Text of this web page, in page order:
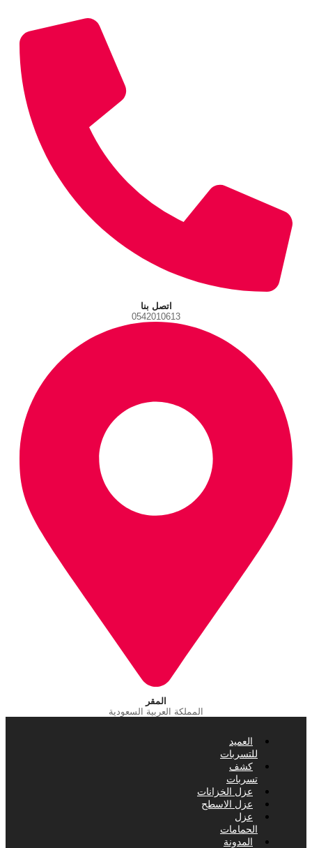
اتصل بنا
0542010613
المقر
المملكة العربية السعودية
العميد
للتسربات
كشف
تسربات
عزل الخزانات
عزل الاسطح
عزل
الحمامات
المدونة